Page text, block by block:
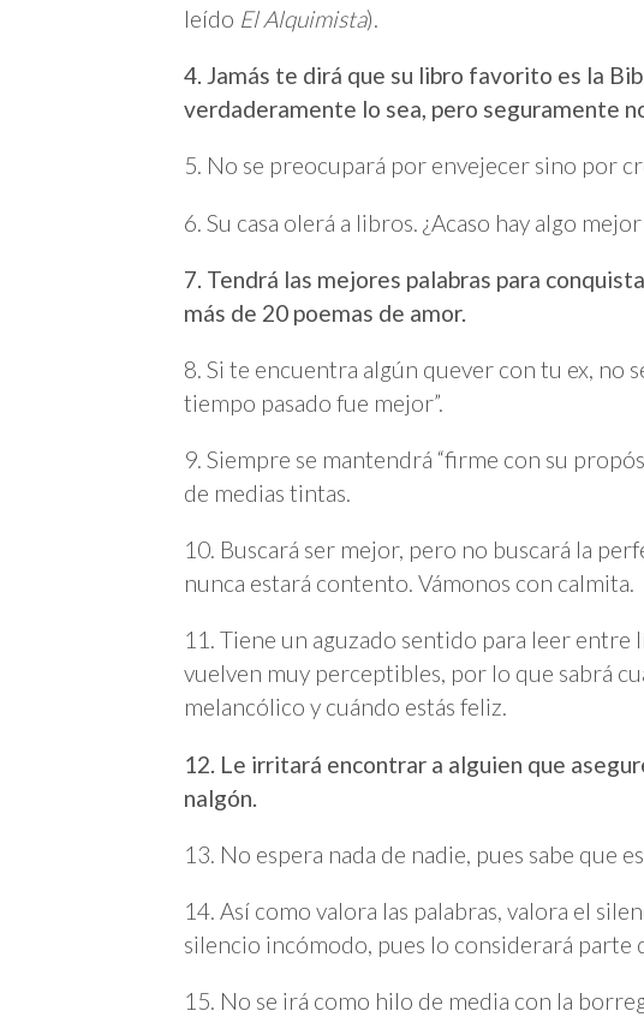
leído El Alquimista).
4. Jamás te dirá que su libro favorito es la
verdaderamente lo sea, pero seguramente
5. No se preocupará por envejecer sino por
6. Su casa olerá a libros. ¿Acaso hay algo
7. Tendrá las mejores palabras para
más de 20 poemas de amor.
8. Si te encuentra algún quever con tu ex, no
tiempo pasado fue mejor”.
9. Siempre se mantendrá “firme con su
de medias tintas.
10. Buscará ser mejor, pero no buscará la
nunca estará contento. Vámonos con calmita.
11. Tiene un aguzado sentido para leer entre
vuelven muy perceptibles, por lo que sabrá
melancólico y cuándo estás feliz.
12. Le irritará encontrar a alguien que
nalgón.
13. No espera nada de nadie, pues sabe que
14. Así como valora las palabras, valora el
silencio incómodo, pues lo considerará parte
15. No se irá como hilo de media con la